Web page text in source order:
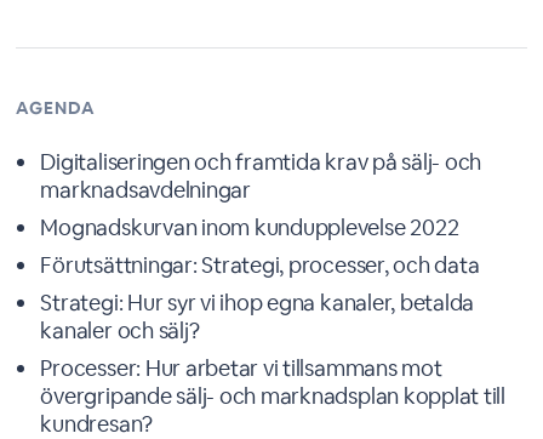
AGENDA
Digitaliseringen och framtida krav på sälj- och
marknadsavdelningar
Mognadskurvan inom kundupplevelse 2022
Förutsättningar: Strategi, processer, och data
Strategi: Hur syr vi ihop egna kanaler, betalda
kanaler och sälj?
Processer: Hur arbetar vi tillsammans mot
övergripande sälj- och marknadsplan kopplat till
kundresan?